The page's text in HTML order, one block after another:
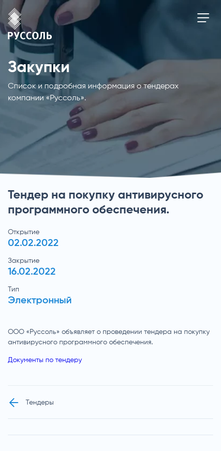
Закупки
Список и подробная информация о тендерах
компании «Руссоль».
Тендер на покупку антивирусного
программного обеспечения.
Открытие
02.02.2022
Закрытие
16.02.2022
Тип
Электронный
ООО «Руссоль» объявляет о проведении тендера на покупку
антивирусного программного обеспечения.
Документы по тендеру
Тендеры